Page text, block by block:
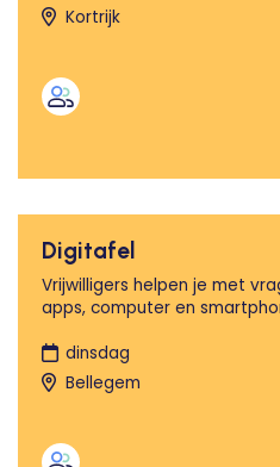
Kortrijk
Digitafel
Vrijwilligers helpen je met
apps, computer en
dinsdag
Bellegem